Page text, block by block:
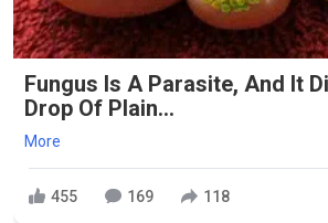
Fungus Is A Parasite, And It
Drop Of Plain...
More
455 169 118